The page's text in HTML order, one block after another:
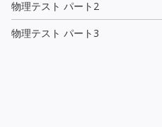
物理テスト パート2
物理テスト パート3